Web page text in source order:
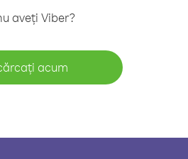
aveți Viber?
acum